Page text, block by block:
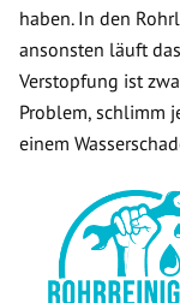
haben. In den
ansonsten läuft
Verstopfung ist
Problem, schlimm
einem